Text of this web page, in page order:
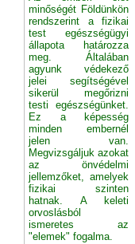
minőségét Földünkön
rendszerint a fizikai
test egészségügyi
állapota határozza
meg. Általában
agyunk védekező
jelei segítségével
sikerül megőrizni
testi egészségünket.
Ez a képesség
minden embernél
jelen van.
Megvizsgáljuk azokat
az önvédelmi
jellemzőket, amelyek
fizikai szinten
hatnak. A keleti
orvoslásból
ismeretes az
"elemek" fogalma.